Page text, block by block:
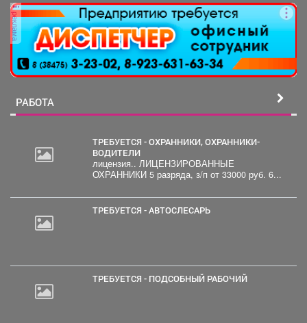
реклама
РАБОТА
ТРЕБУЕТСЯ - ОХРАННИКИ, ОХРАННИКИ-
ВОДИТЕЛИ
лицензия.. ЛИЦЕНЗИРОВАННЫЕ
ОХРАННИКИ 5 разряда, з/п от 33000 руб. 6...
ТРЕБУЕТСЯ - АВТОСЛЕСАРЬ
ТРЕБУЕТСЯ - ПОДСОБНЫЙ РАБОЧИЙ